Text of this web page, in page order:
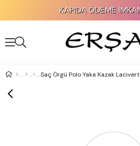
KAPIDA ÖDEME İMKANI!
Saç Örgü Polo Yaka Kazak Lacivert